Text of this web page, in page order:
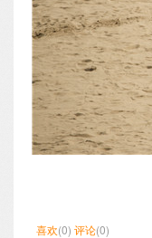
喜欢(0) 评论(0)